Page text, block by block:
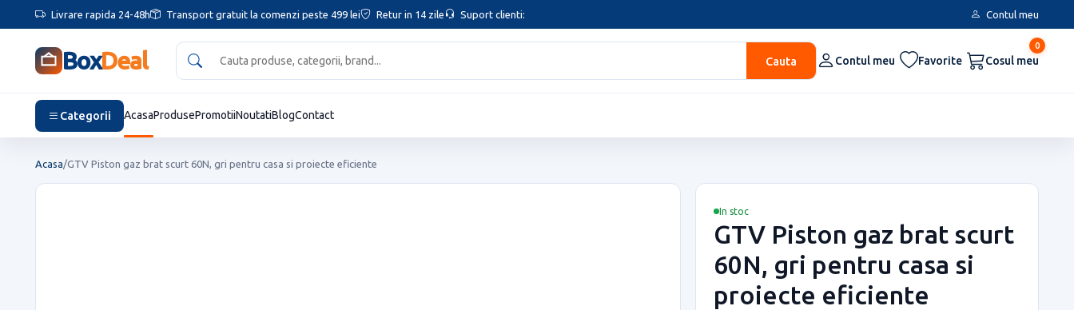
Livrare rapida 24-48h Transport gratuit la comenzi peste 499 lei Retur in 14 zile Suport clienti: Contul meu
BoxDeal Cauta Contul meu Favorite
0
Cosul meu
Categorii AcasaProdusePromotiiNoutatiBlogContact
Acasa/GTV Piston gaz brat scurt 60N, gri pentru casa si proiecte eficiente
In stoc
GTV Piston gaz brat scurt
60N, gri pentru casa si
proiecte eficiente